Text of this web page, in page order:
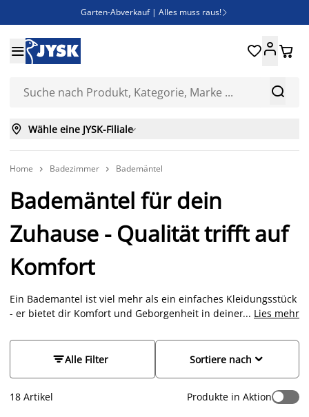
Garten-Abverkauf | Alles muss raus! 
Bist du Unternehmer? Entdecke JYSK-B2B
Esszimmerstuhl ADSLEV um nur 40€


 
 Wähle eine JYSK-Filiale
Home  Badezimmer  Bademäntel
Bademäntel für dein
Zuhause - Qualität trifft auf
Komfort
Ein Bademantel ist viel mehr als ein einfaches Kleidungsstück
- er bietet dir Komfort und Geborgenheit in deinem Alltag.
stilvoller Morgenmantel, unser Sortiment bietet dir eine
umfangreiche Auswahl, die Komfort mit Qualität verbindet.
... Lies mehr
Alle Filter 
Sortiere nach
18 Artikel Produkte in Aktion